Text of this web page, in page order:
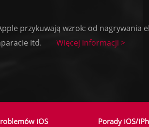
przykuwają wzrok: od nagrywania
itd.
Więcej informacji >
iOS Porady iOS/